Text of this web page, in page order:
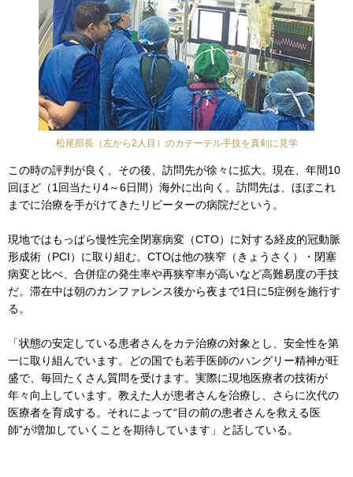
松尾部長（左から2人目）のカテーテル手技を真剣に見学
この時の評判が良く、その後、訪問先が徐々に拡大。現在、年間10
回ほど（1回当たり4～6日間）海外に出向く。訪問先は、ほぼこれ
までに治療を手がけてきたリピーターの病院だという。
現地ではもっぱら慢性完全閉塞病変（CTO）に対する経皮的冠動脈
形成術（PCI）に取り組む。CTOは他の狭窄（きょうさく）・閉塞
病変と比べ、合併症の発生率や再狭窄率が高いなど高難易度の手技
だ。滞在中は朝のカンファレンス後から夜まで1日に5症例を施行す
る。
「状態の安定している患者さんをカテ治療の対象とし、安全性を第
一に取り組んでいます。どの国でも若手医師のハングリー精神が旺
盛で、毎回たくさん質問を受けます。実際に現地医療者の技術が
年々向上しています。教えた人が患者さんを治療し、さらに次代の
医療者を育成する。それによって“目の前の患者さんを救える医
師”が増加していくことを期待しています」と話している。